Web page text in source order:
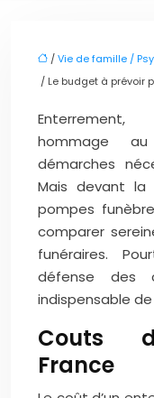
/Vie de famille /
/ Le budget à prévoir
Enterrement,
hommage
démarches
Mais devant la
pompes
comparer
funéraires.
défense des
indispensable
Couts
France